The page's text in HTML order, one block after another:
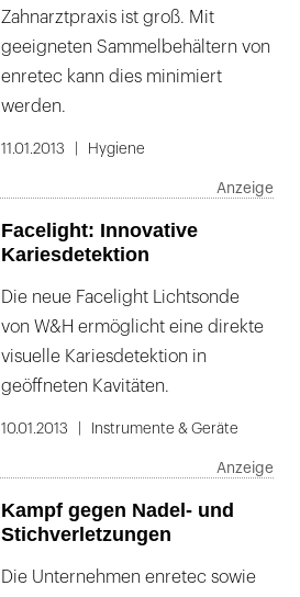
Zahnarztpraxis ist groß. Mit
geeigneten Sammelbehältern von
enretec kann dies minimiert
werden.
11.01.2013 Hygiene
Facelight: Innovative
Kariesdetektion
Die neue Facelight Lichtsonde
von W&H ermöglicht eine direkte
visuelle Kariesdetektion in
geöffneten Kavitäten.
10.01.2013 Instrumente & Geräte
Kampf gegen Nadel- und
Stichverletzungen
Die Unternehmen enretec sowie